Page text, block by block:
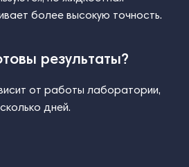
более высокую точность.
результаты?
от работы лаборатории,
дней.